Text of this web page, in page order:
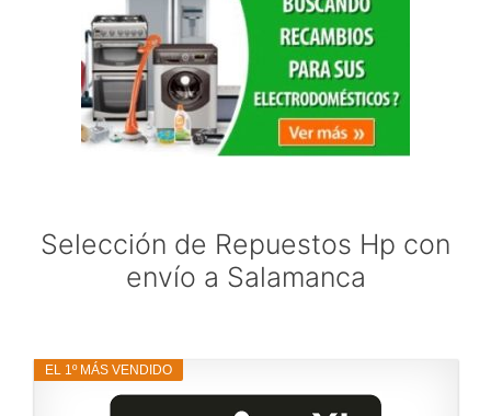
Selección de Repuestos Hp con
envío a Salamanca
EL 1º MÁS VENDIDO